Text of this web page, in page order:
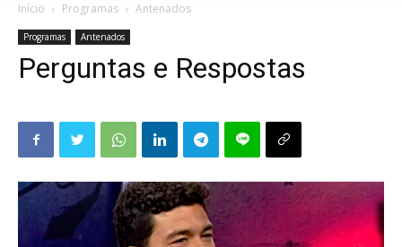
Início Programas Antenados
Programas Antenados
Perguntas e Respostas